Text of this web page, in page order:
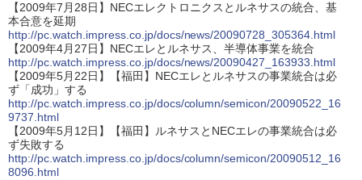
【2009年7月28日】NECエレクトロニクスとルネサスの統合、基
本合意を延期
http://pc.watch.impress.co.jp/docs/news/20090728_305364.html
【2009年4月27日】NECエレとルネサス、半導体事業を統合
http://pc.watch.impress.co.jp/docs/news/20090427_163933.html
【2009年5月22日】【福田】NECエレとルネサスの事業統合は必
ず「成功」する
http://pc.watch.impress.co.jp/docs/column/semicon/20090522_16
9737.html
【2009年5月12日】【福田】ルネサスとNECエレの事業統合は必
ず失敗する
http://pc.watch.impress.co.jp/docs/column/semicon/20090512_16
8096.html